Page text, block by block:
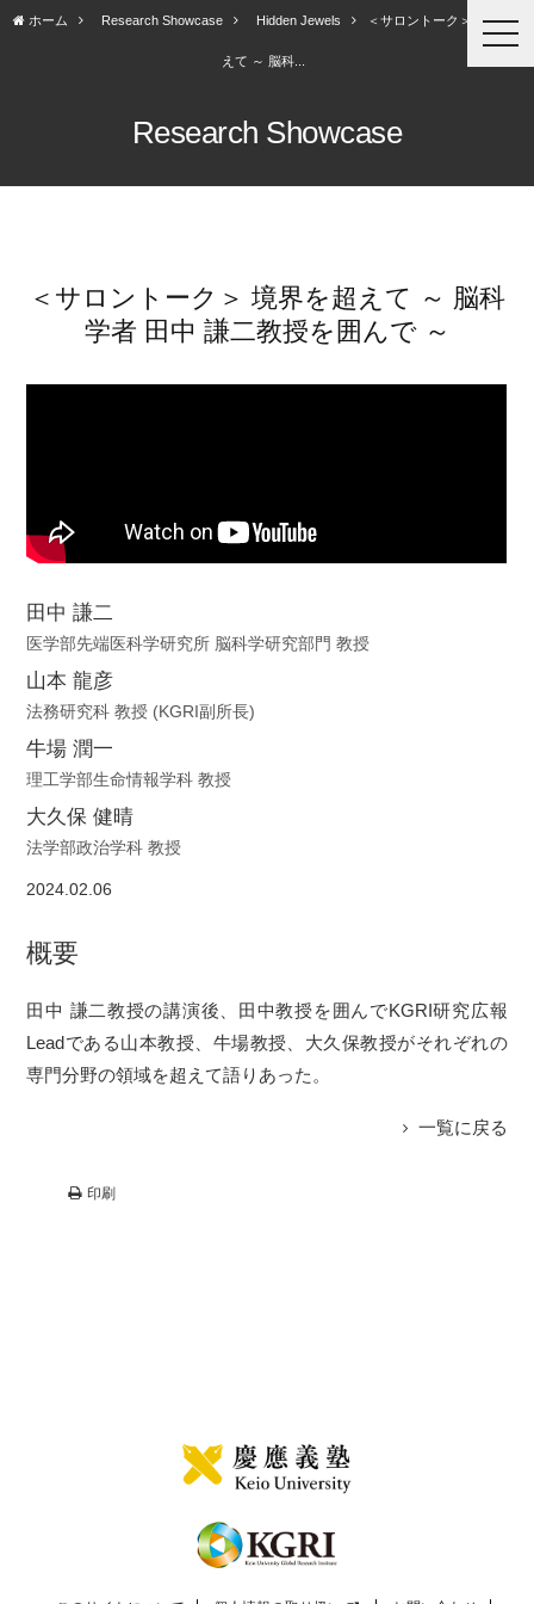
ホーム Research Showcase Hidden Jewels ＜サロントーク＞ 境界を超
えて ～ 脳科...
Research Showcase
＜サロントーク＞ 境界を超えて ～ 脳科
学者 田中 謙二教授を囲んで ～
田中 謙二
医学部先端医科学研究所 脳科学研究部門 教授
山本 龍彦
法務研究科 教授 (KGRI副所長)
牛場 潤一
理工学部生命情報学科 教授
大久保 健晴
法学部政治学科 教授
2024.02.06
概要
田中 謙二教授の講演後、田中教授を囲んでKGRI研究広報
Leadである山本教授、牛場教授、大久保教授がそれぞれの
専門分野の領域を超えて語りあった。
一覧に戻る
印刷